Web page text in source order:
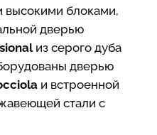
высокими блоками,
дверью
из серого дуба
дверью
и встроенной
стали с